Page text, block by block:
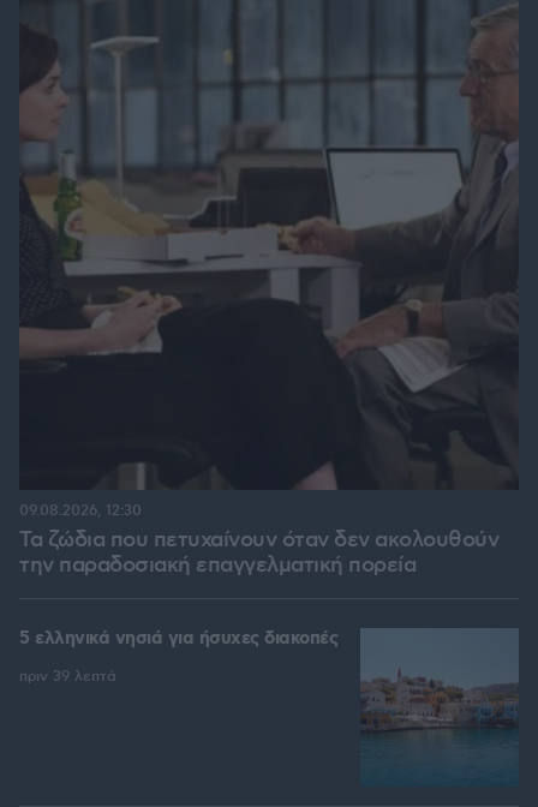
Τα ζώδια που πετυχαίνουν όταν δεν ακολουθούν
την παραδοσιακή επαγγελματική πορεία
09.08.2026, 12:30
5 ελληνικά νησιά για ήσυχες διακοπές
πριν 39 λεπτά